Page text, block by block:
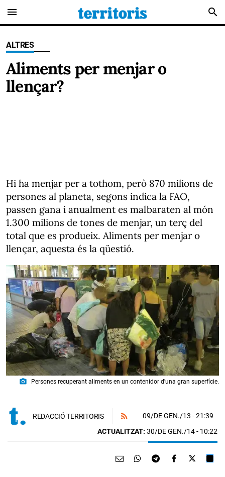
menu search
ALTRES
Aliments per menjar o
llençar?
Hi ha menjar per a tothom, però 870 milions de
persones al planeta, segons indica la FAO,
passen gana i anualment es malbaraten al món
1.300 milions de tones de menjar, un terç del
total que es produeix. Aliments per menjar o
llençar, aquesta és la qüestió.
photo_camera Persones recuperant aliments en un contenidor d'una gran superfície.
REDACCIÓ TERRITORIS 09/DE GEN./13 - 21:39
ACTUALITZAT: 30/DE GEN./14 - 10:22